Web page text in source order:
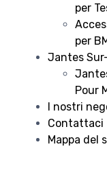
per
per
Jantes
Pour
I nostri
Contattaci
Mappa del